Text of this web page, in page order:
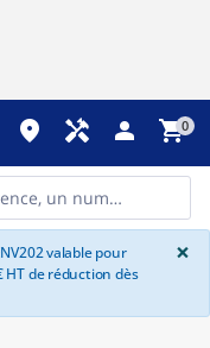
place handyman person shopping_cart0
valable pour
HT de réduction dès
×